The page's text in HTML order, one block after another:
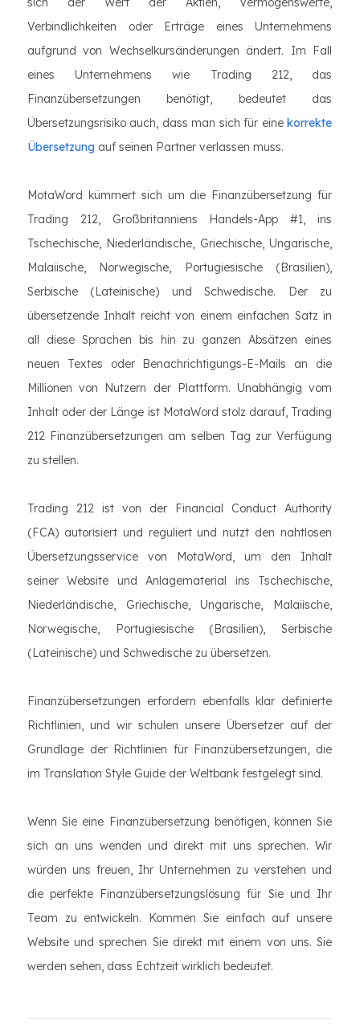
Verbindlichkeiten oder Erträge eines Unternehmens
aufgrund von Wechselkursänderungen ändert. Im Fall
eines Unternehmens wie Trading 212, das
Finanzübersetzungen benötigt, bedeutet das
Übersetzungsrisiko auch, dass man sich für eine korrekte
Übersetzung auf seinen Partner verlassen muss.
MotaWord kümmert sich um die Finanzübersetzung für
Trading 212, Großbritanniens Handels-App #1, ins
Tschechische, Niederländische, Griechische, Ungarische,
Malaiische, Norwegische, Portugiesische (Brasilien),
Serbische (Lateinische) und Schwedische. Der zu
übersetzende Inhalt reicht von einem einfachen Satz in
all diese Sprachen bis hin zu ganzen Absätzen eines
neuen Textes oder Benachrichtigungs-E-Mails an die
Millionen von Nutzern der Plattform. Unabhängig vom
Inhalt oder der Länge ist MotaWord stolz darauf, Trading
212 Finanzübersetzungen am selben Tag zur Verfügung
zu stellen.
Trading 212 ist von der Financial Conduct Authority
(FCA) autorisiert und reguliert und nutzt den nahtlosen
Übersetzungsservice von MotaWord, um den Inhalt
seiner Website und Anlagematerial ins Tschechische,
Niederländische, Griechische, Ungarische, Malaiische,
Norwegische, Portugiesische (Brasilien), Serbische
(Lateinische) und Schwedische zu übersetzen.
Finanzübersetzungen erfordern ebenfalls klar definierte
Richtlinien, und wir schulen unsere Übersetzer auf der
Grundlage der Richtlinien für Finanzübersetzungen, die
im Translation Style Guide der Weltbank festgelegt sind.
Wenn Sie eine Finanzübersetzung benötigen, können Sie
sich an uns wenden und direkt mit uns sprechen. Wir
würden uns freuen, Ihr Unternehmen zu verstehen und
die perfekte Finanzübersetzungslösung für Sie und Ihr
Team zu entwickeln. Kommen Sie einfach auf unsere
Website und sprechen Sie direkt mit einem von uns. Sie
werden sehen, dass Echtzeit wirklich bedeutet.